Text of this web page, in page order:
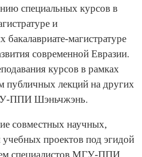
специальных курсов в
и
бакалавриате-магистратуре
современной Евразии.
курсов в рамках
публичных лекций на других
ППИ Шэньчжэнь.
совместных научных,
учебных проектов под эгидой
специалистов МГУ-ППИ